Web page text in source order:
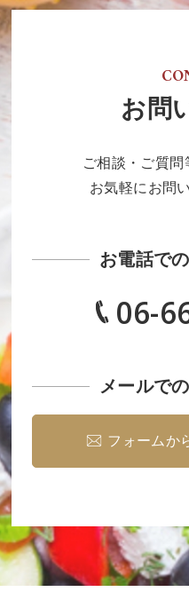
お問
ご相談・ご質問
お気軽にお問
お電話で
06-
メールで
フォームか